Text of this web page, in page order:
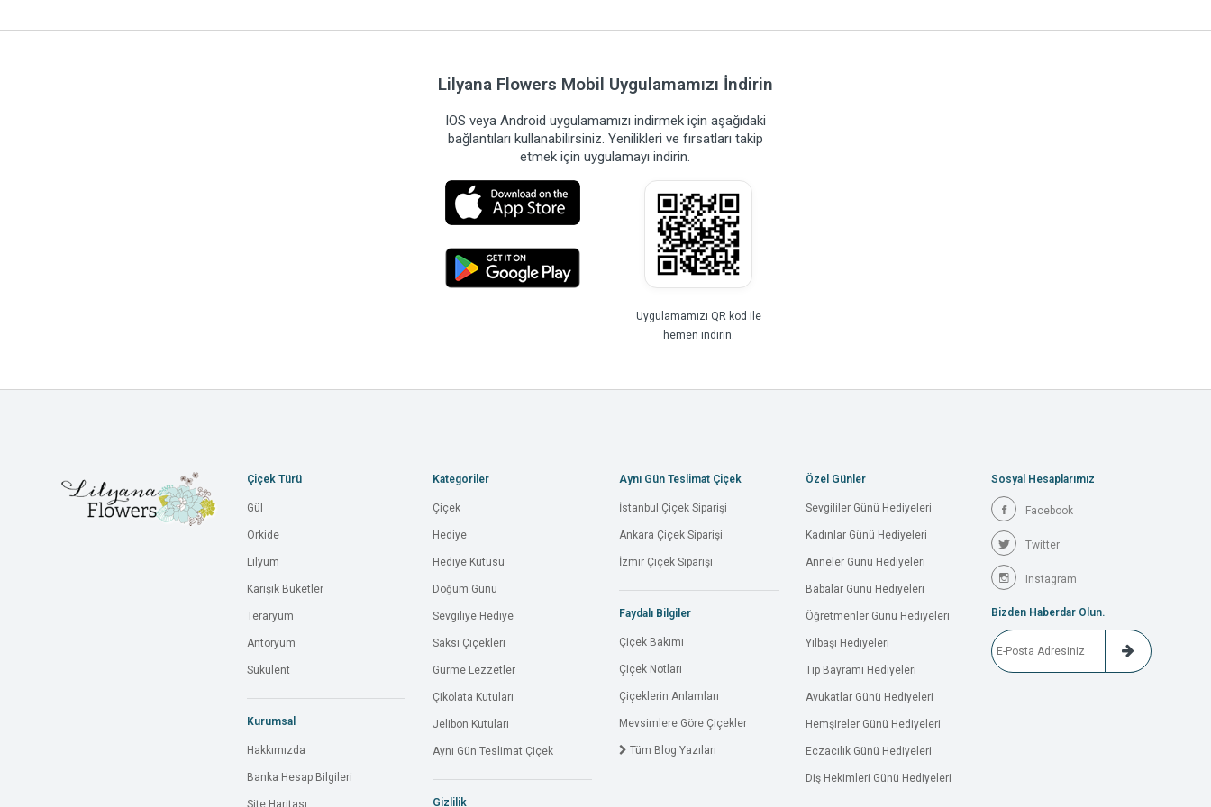
Lilyana Flowers Mobil Uygulamamızı İndirin
IOS veya Android uygulamamızı indirmek için aşağıdaki
bağlantıları kullanabilirsiniz. Yenilikleri ve fırsatları takip
etmek için uygulamayı indirin.
Uygulamamızı QR kod ile
hemen indirin.
Çiçek Türü
Gül
Orkide
Lilyum
Karışık Buketler
Teraryum
Antoryum
Sukulent
Kurumsal
Hakkımızda
Banka Hesap Bilgileri
Kategoriler
Çiçek
Hediye
Hediye Kutusu
Doğum Günü
Sevgiliye Hediye
Saksı Çiçekleri
Gurme Lezzetler
Çikolata Kutuları
Jelibon Kutuları
Aynı Gün Teslimat Çiçek
Gizlilik
Aynı Gün Teslimat Çiçek
İstanbul Çiçek Siparişi
Ankara Çiçek Siparişi
İzmir Çiçek Siparişi
Faydalı Bilgiler
Çiçek Bakımı
Çiçek Notları
Çiçeklerin Anlamları
Mevsimlere Göre Çiçekler
Tüm Blog Yazıları
Özel Günler
Sevgililer Günü Hediyeleri
Kadınlar Günü Hediyeleri
Anneler Günü Hediyeleri
Babalar Günü Hediyeleri
Öğretmenler Günü Hediyeleri
Yılbaşı Hediyeleri
Tıp Bayramı Hediyeleri
Avukatlar Günü Hediyeleri
Hemşireler Günü Hediyeleri
Eczacılık Günü Hediyeleri
Diş Hekimleri Günü Hediyeleri
Sosyal Hesaplarımız
Facebook
Twitter
Instagram
Bizden Haberdar Olun.